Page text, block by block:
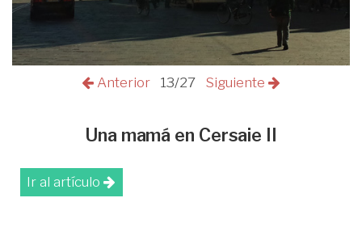
Anterior 13/27 Siguiente
Una mamá en Cersaie II
Ir al artículo